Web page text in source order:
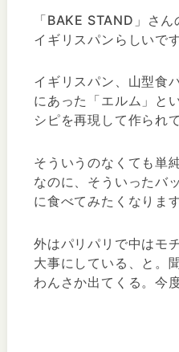
「BAKE STAND」さ
イギリスパンらしいです
イギリスパン、山型食
にあった「エルム」と
シピを再現して作られ
そういうのなくても単
なのに、そういったバ
に食べてみたくなりま
外はパリパリで中はモ
大事にしている、と。
わんさか出てくる。今